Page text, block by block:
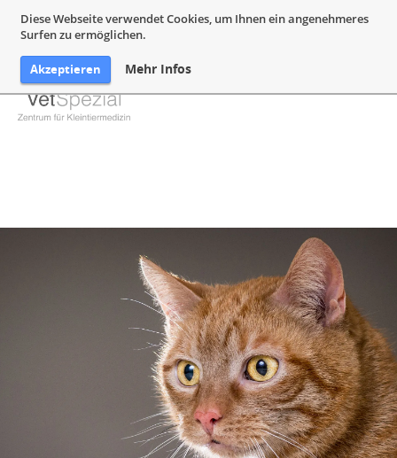
Diese Webseite verwendet Cookies, um Ihnen ein angenehmeres
Surfen zu ermöglichen.
Akzeptieren Mehr Infos